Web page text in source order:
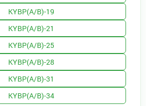
KYBP(A/B)-19
KYBP(A/B)-21
KYBP(A/B)-25
KYBP(A/B)-28
KYBP(A/B)-31
KYBP(A/B)-34